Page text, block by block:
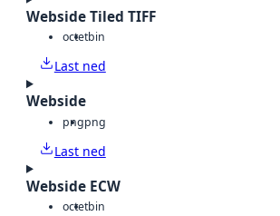
Webside Tiled TIFF
octetbin
Last ned
Webside
pngpng
Last ned
Webside ECW
octetbin